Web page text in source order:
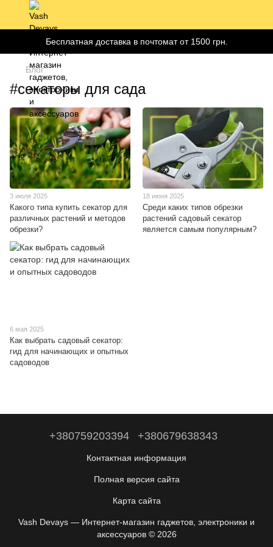
Бесплатная доставка в почтомат от 1500 грн.
Блог
#секаторы для сада
3 июля 2025
Какого типа купить секатор для
различных растений и методов
обрезки?
18 июня 2025
Среди каких типов обрезки
растений садовый секатор
является самым популярным?
6 мая 2025
Как выбрать садовый секатор:
гид для начинающих и опытных
садоводов
+380759203394 +380679638343
Контактная информация
Полная версия сайта
Карта сайта
Vash Devays — Интернет-магазин гаджетов, электроники и
аксессуаров © 2026